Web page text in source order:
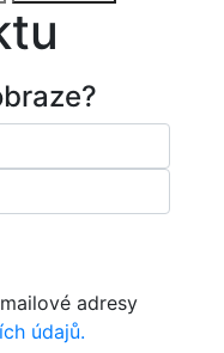
adresy
údajů.